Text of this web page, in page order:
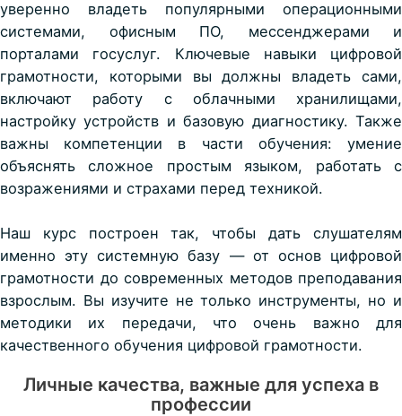
уверенно владеть популярными операционными
системами, офисным ПО, мессенджерами и
порталами госуслуг. Ключевые навыки цифровой
грамотности, которыми вы должны владеть сами,
включают работу с облачными хранилищами,
настройку устройств и базовую диагностику. Также
важны компетенции в части обучения: умение
объяснять сложное простым языком, работать с
возражениями и страхами перед техникой.
Наш курс построен так, чтобы дать слушателям
именно эту системную базу — от основ цифровой
грамотности до современных методов преподавания
взрослым. Вы изучите не только инструменты, но и
методики их передачи, что очень важно для
качественного обучения цифровой грамотности.
Личные качества, важные для успеха в
профессии